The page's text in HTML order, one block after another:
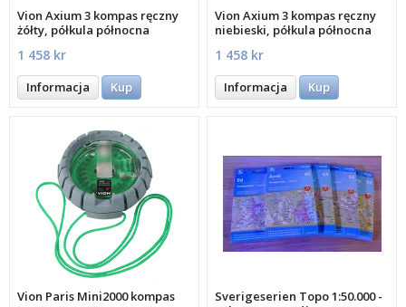
Vion Axium 3 kompas ręczny
żółty, półkula północna
1 458 kr
Informacja Kup
Vion Axium 3 kompas ręczny
niebieski, półkula północna
1 458 kr
Informacja Kup
Vion Paris Mini2000 kompas
Sverigeserien Topo 1:50.000 -